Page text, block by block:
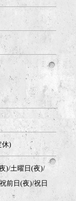
休)
)/土曜日(夜)/
前日(夜)/祝日